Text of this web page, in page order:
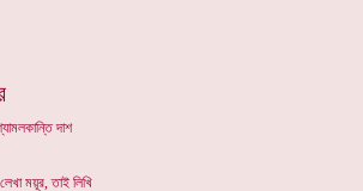
দাশ
ময়ূর, তাই লিখি